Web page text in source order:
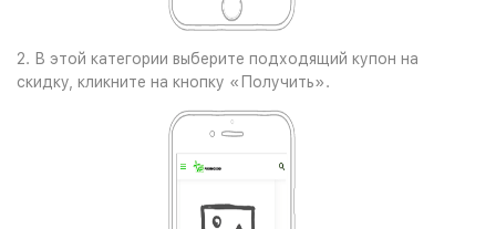
2. В этой категории выберите подходящий купон на
скидку, кликните на кнопку «Получить».